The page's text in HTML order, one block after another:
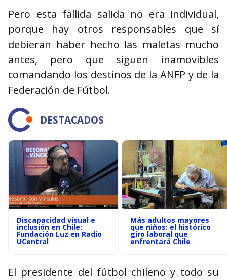
Pero esta fallida salida no era individual,
porque hay otros responsables que sí
debieran haber hecho las maletas mucho
antes, pero que siguen inamovibles
comandando los destinos de la ANFP y de la
Federación de Fútbol.
DESTACADOS
Discapacidad visual e
inclusión en Chile:
Fundación Luz en Radio
UCentral
Más adultos mayores
que niños: el histórico
giro laboral que
enfrentará Chile
El presidente del fútbol chileno y todo su